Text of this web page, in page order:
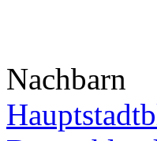
Nachbarn